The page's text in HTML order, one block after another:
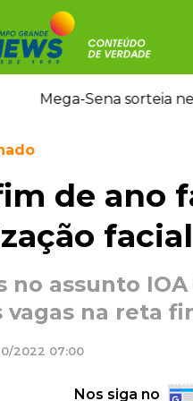
prêmio acumulado em
de ano
no assunto IOA
vagas na reta
2022 07:00
Nos siga no